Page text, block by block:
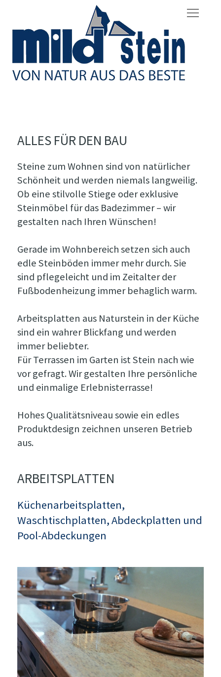
ALLES FÜR DEN BAU
Steine zum Wohnen sind von natürlicher
Schönheit und werden niemals langweilig.
Ob eine stilvolle Stiege oder exklusive
Steinmöbel für das Badezimmer – wir
gestalten nach Ihren Wünschen!
Gerade im Wohnbereich setzen sich auch
edle Steinböden immer mehr durch. Sie
sind pflegeleicht und im Zeitalter der
Fußbodenheizung immer behaglich warm.
Arbeitsplatten aus Naturstein in der Küche
sind ein wahrer Blickfang und werden
immer beliebter.
Für Terrassen im Garten ist Stein nach wie
vor gefragt. Wir gestalten Ihre persönliche
und einmalige Erlebnisterrasse!
Hohes Qualitätsniveau sowie ein edles
Produktdesign zeichnen unseren Betrieb
aus.
ARBEITSPLATTEN
Küchenarbeitsplatten,
Waschtischplatten, Abdeckplatten und
Pool-Abdeckungen